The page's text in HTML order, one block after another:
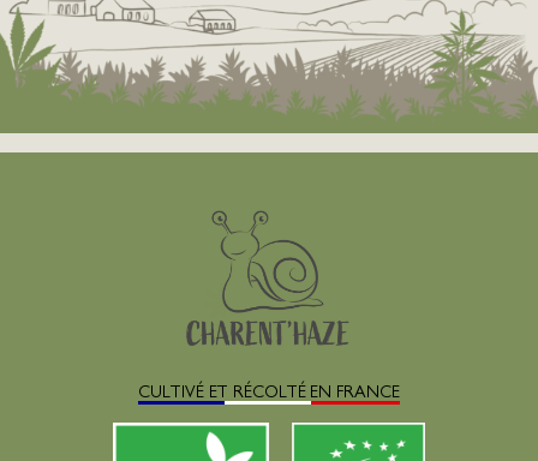
CULTIVÉ ET RÉCOLTÉ EN FRANCE